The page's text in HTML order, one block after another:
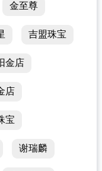
金至尊
吉盟珠宝
金店
店
宝
谢瑞麟